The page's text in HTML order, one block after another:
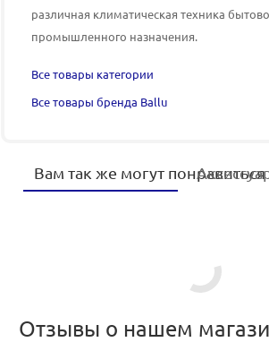
различная климатическая техника
промышленного назначения.
Все товары категории
Все товары бренда Ballu
Вам так же могут понравиться
Отзывы о нашем